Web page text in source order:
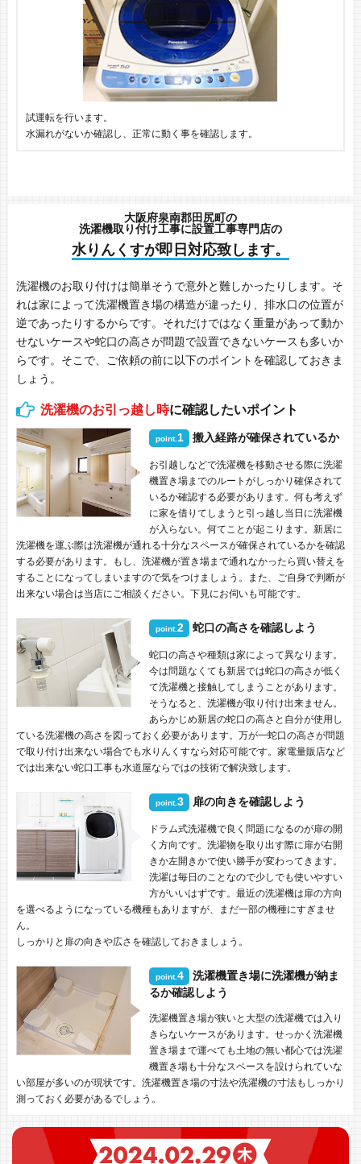
試運転を行います。
水漏れがないか確認し、正常に動く事を確認します。
大阪府泉南郡田尻町の
洗濯機取り付け工事に設置工事専門店の
水りんくすが即日対応致します。
洗濯機のお取り付けは簡単そうで意外と難しかったりします。そ
れは家によって洗濯機置き場の構造が違ったり、排水口の位置が
逆であったりするからです。それだけではなく重量があって動か
せないケースや蛇口の高さが問題で設置できないケースも多いか
らです。そこで、ご依頼の前に以下のポイントを確認しておきま
しょう。
洗濯機のお引っ越し時に確認したいポイント
point. 1 搬入経路が確保されているか
お引越しなどで洗濯機を移動させる際に洗濯
機置き場までのルートがしっかり確保されて
いるか確認する必要があります。何も考えず
に家を借りてしまうと引っ越し当日に洗濯機
が入らない。何てことが起こります。新居に
洗濯機を運ぶ際は洗濯機が通れる十分なスペースが確保されているかを確認
する必要があります。もし、洗濯機が置き場まで通れなかったら買い替えを
することになってしまいますので気をつけましょう。また、ご自身で判断が
出来ない場合は当店にご相談ください。下見にお伺いも可能です。
point.2 蛇口の高さを確認しよう
蛇口の高さや種類は家によって異なります。
今は問題なくても新居では蛇口の高さが低く
て洗濯機と接触してしまうことがあります。
そうなると、洗濯機が取り付け出来ません。
あらかじめ新居の蛇口の高さと自分が使用し
ている洗濯機の高さを図っておく必要があります。万が一蛇口の高さが問題
で取り付け出来ない場合でも水りんくすなら対応可能です。家電量販店など
では出来ない蛇口工事も水道屋ならではの技術で解決致します。
point.3 扉の向きを確認しよう
ドラム式洗濯機で良く問題になるのが扉の開
く方向です。洗濯物を取り出す際に扉が右開
きか左開きかで使い勝手が変わってきます。
洗濯は毎日のことなので少しでも使いやすい
方がいいはずです。最近の洗濯機は扉の方向
を選べるようになっている機種もありますが、まだ一部の機種にすぎませ
ん。
しっかりと扉の向きや広さを確認しておきましょう。
point.4
洗濯機置き場に洗濯機が納ま
るか確認しよう
洗濯機置き場が狭いと大型の洗濯機では入り
きらないケースがあります。せっかく洗濯機
置き場まで運べても土地の無い都心では洗濯
機置き場も十分なスペースを設けられていな
い部屋が多いのが現状です。洗濯機置き場の寸法や洗濯機の寸法もしっかり
測っておく必要があるでしょう。